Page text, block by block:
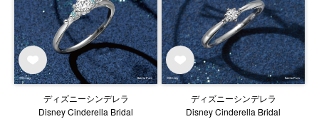
ディズニーシンデレラ
Disney Cinderella Bridal
ディズニーシンデレラ
Disney Cinderella Bridal